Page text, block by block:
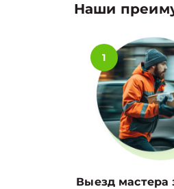
Наши
1
Выезд мастера